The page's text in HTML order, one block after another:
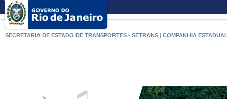
SECRETARIA DE ESTADO DE TRANSPORTES - SETRANS | COMPANHIA